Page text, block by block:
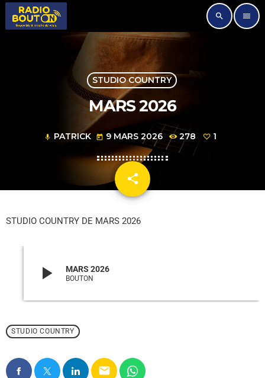
search menu
STUDIO COUNTRY
MARS 2026
mic PATRICK today 9 MARS 2026 278 1
share
email
STUDIO COUNTRY DE MARS 2026
play_arrow MARS 2026
BOUTON
STUDIO COUNTRY
email